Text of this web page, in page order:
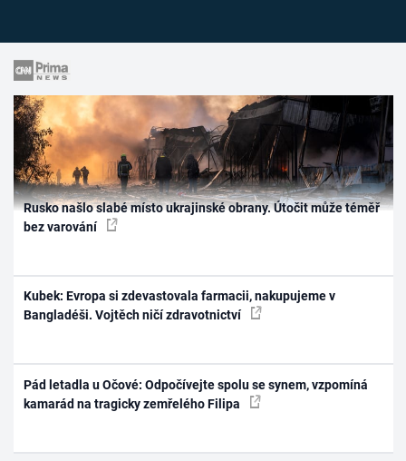
Rusko našlo slabé místo ukrajinské obrany. Útočit může téměř
bez varování
Kubek: Evropa si zdevastovala farmacii, nakupujeme v
Bangladéši. Vojtěch ničí zdravotnictví
Pád letadla u Očové: Odpočívejte spolu se synem, vzpomíná
kamarád na tragicky zemřelého Filipa